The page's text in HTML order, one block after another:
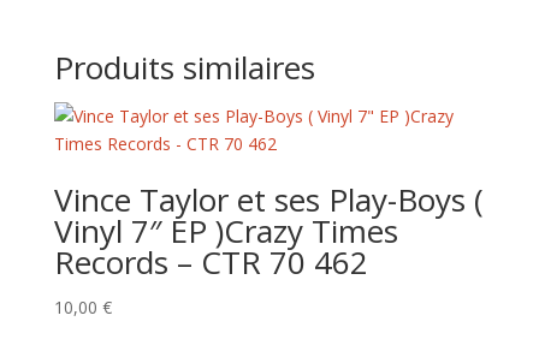
Produits similaires
Vince Taylor et ses Play-Boys (
Vinyl 7″ EP )Crazy Times
Records – CTR 70 462
10,00 €